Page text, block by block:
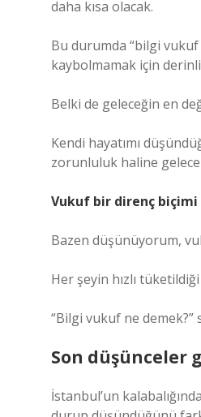
daha kısa olacak.
Bu durumda “bilgi
kaybolmamak için
Belki de geleceğin en
Kendi hayatımı
zorunluluk haline
Vukuf bir direnç
Bazen düşünüyorum,
Her şeyin hızlı
“Bilgi vukuf ne
Son düşünceler
İstanbul’un